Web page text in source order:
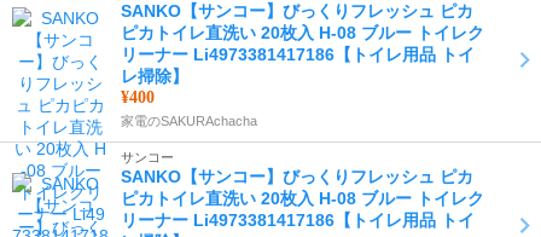
SANKO【サンコー】びっくりフレッシュ ピカ
ピカトイレ直洗い 20枚入 H-08 ブルー トイレク
リーナー Li4973381417186【トイレ用品 トイ
レ掃除】
¥400
家電のSAKURAchacha
サンコー
SANKO【サンコー】びっくりフレッシュ ピカ
ピカトイレ直洗い 20枚入 H-08 ブルー トイレク
リーナー Li4973381417186【トイレ用品 トイ